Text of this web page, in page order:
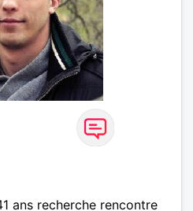
ans recherche rencontre